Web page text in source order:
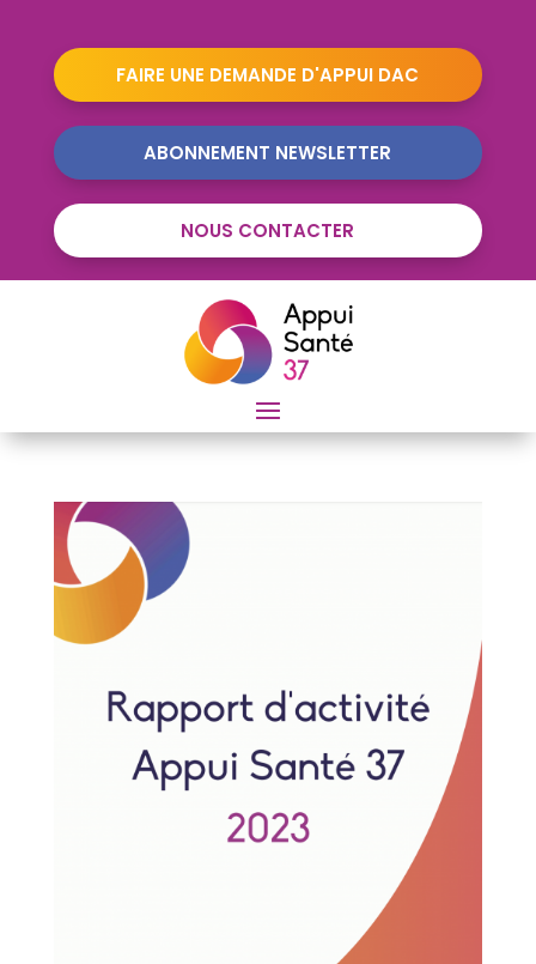
FAIRE UNE DEMANDE D'APPUI DAC
ABONNEMENT NEWSLETTER
NOUS CONTACTER